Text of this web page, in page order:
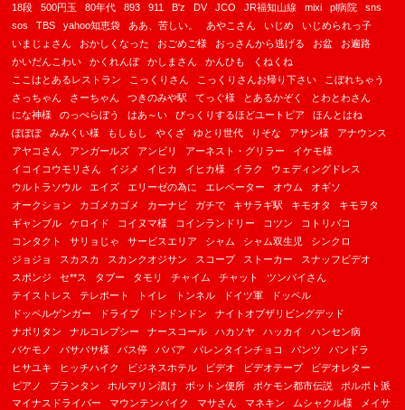
18段 500円玉 80年代 893 911 B'z DV JCO JR福知山線 mixi pl病院
sns
sos
TBS yahoo知恵袋 ああ、苦しい。 あやこさん いじめ
いじめられっ子
いまじょさん
おかしくなった おごめご様 おっさんから逃げる お盆
お遍路
かいだんこわい
かくれんぼ かしまさん かんひも
くねくね
ここはとあるレストラン
こっくりさん こっくりさんお帰り下さい
こぼれちゃう
さっちゃん
さーちゃん つきのみや駅 てっぐ様 とあるかぞく
とわとわさん
にな神様
のっぺらぼう はあ～い びっくりするほどユートピア
ほんとはね
ぽぽぽ
みみくい様 もしもし やくざ ゆとり世代 りそな アサン様
アナウンス
アヤコさん
アンガールズ アンビリ アーネスト・グリラー
イケモ様
イコイコウモリさん
イジメ イヒカ イヒカ様 イラク
ウェディングドレス
ウルトラソウル
エイズ エリーゼの為に エレベーター オウム
オギソ
オークション
カゴメカゴメ カーナビ ガチで キサラギ駅 キモオタ
キモヲタ
ギャンブル
ケロイド コイヌマ様 コインランドリー コツン
コトリバコ
コンタクト
サリョじゃ サービスエリア シャム シャム双生児
シンクロ
ジョジョ
スカスカ スカンクオジサン スコープ ストーカー
スナッフビデオ
スポンジ
セ**ス タブー タモリ チャイム チャット
ツンバイさん
テイストレス
テレポート トイレ トンネル ドイツ軍
ドッペル
ドッペルゲンガー
ドライブ ドンドンドン
ナイトオブザリビングデッド
ナポリタン
ナルコレプシー ナースコール ハカソヤ ハッカイ
ハンセン病
バケモノ
バサバサ様 バス停 ババア バレンタインチョコ パンツ
パンドラ
ヒサユキ
ヒッチハイク ビジネスホテル ビデオ ビデオテープ
ビデオレター
ピアノ
プランタン ホルマリン漬け ボットン便所 ポケモン都市伝説
ポルポト派
マイナスドライバー
マウンテンバイク マサさん マネキン ムシャクル様
メイサ